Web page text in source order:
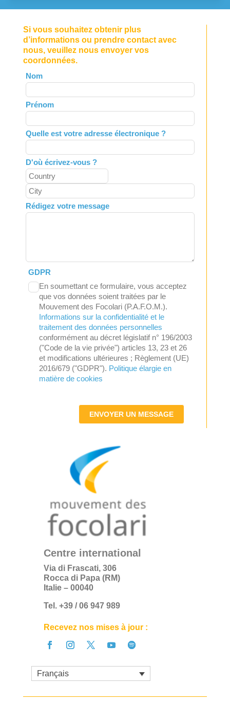
Si vous souhaitez obtenir plus
d’informations ou prendre contact avec
nous, veuillez nous envoyer vos
coordonnées.
Leave
this
field
blank
Nom
Prénom
Quelle est votre adresse électronique ?
D'où écrivez-vous ?
Rédigez votre message
GDPR
En soumettant ce formulaire, vous acceptez
que vos données soient traitées par le
Mouvement des Focolari (P.A.F.O.M.).
Informations sur la confidentialité et le
traitement des données personnelles
conformément au décret législatif n° 196/2003
("Code de la vie privée") articles 13, 23 et 26
et modifications ultérieures ; Règlement (UE)
2016/679 ("GDPR"). Politique élargie en
matière de cookies
ENVOYER UN MESSAGE
Centre international
Via di Frascati, 306
Rocca di Papa (RM)
Italie – 00040
Tel. +39 / 06 947 989
Recevez nos mises à jour :
Français